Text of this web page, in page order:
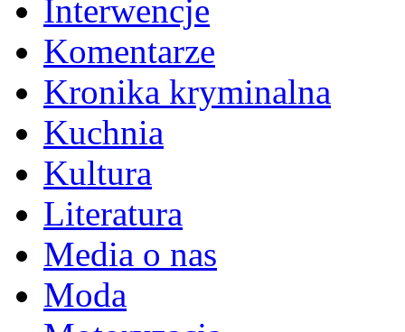
Interwencje
Komentarze
Kronika kryminalna
Kuchnia
Kultura
Literatura
Media o nas
Moda